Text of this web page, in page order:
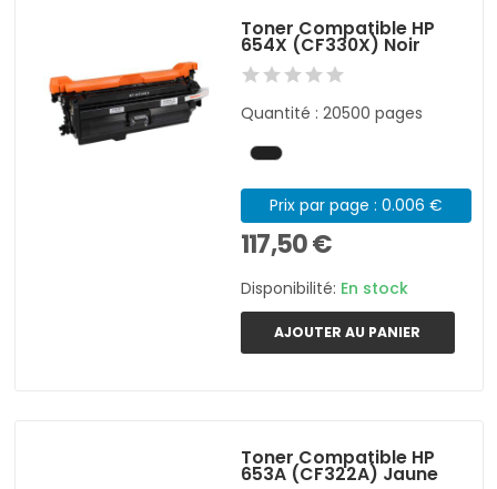
Toner Compatible HP
654X (CF330X) Noir
Quantité : 20500 pages
Prix par page : 0.006 €
117,50 €
Disponibilité: En stock
AJOUTER AU PANIER
Toner Compatible HP
653A (CF322A) Jaune